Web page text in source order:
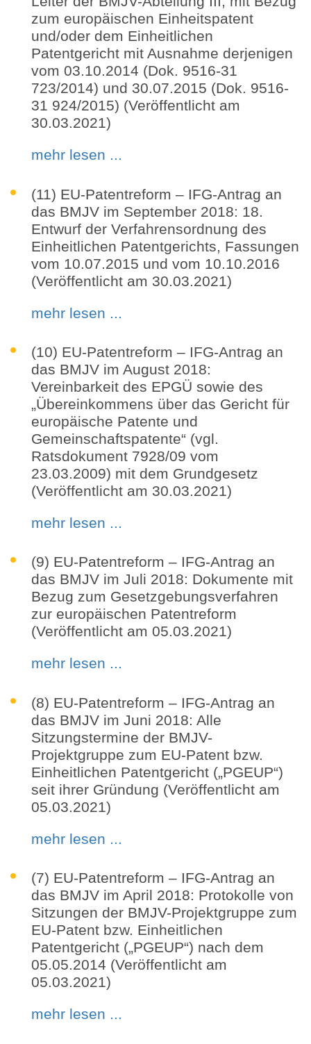
zum europäischen Einheitspatent
und/oder dem Einheitlichen
Patentgericht mit Ausnahme derjenigen
vom 03.10.2014 (Dok. 9516-31
723/2014) und 30.07.2015 (Dok. 9516-
31 924/2015) (Veröffentlicht am
30.03.2021)
mehr lesen ...
(11) EU-Patentreform – IFG-Antrag an
das BMJV im September 2018: 18.
Entwurf der Verfahrensordnung des
Einheitlichen Patentgerichts, Fassungen
vom 10.07.2015 und vom 10.10.2016
(Veröffentlicht am 30.03.2021)
mehr lesen ...
(10) EU-Patentreform – IFG-Antrag an
das BMJV im August 2018:
Vereinbarkeit des EPGÜ sowie des
„Übereinkommens über das Gericht für
europäische Patente und
Gemeinschaftspatente“ (vgl.
Ratsdokument 7928/09 vom
23.03.2009) mit dem Grundgesetz
(Veröffentlicht am 30.03.2021)
mehr lesen ...
(9) EU-Patentreform – IFG-Antrag an
das BMJV im Juli 2018: Dokumente mit
Bezug zum Gesetzgebungsverfahren
zur europäischen Patentreform
(Veröffentlicht am 05.03.2021)
mehr lesen ...
(8) EU-Patentreform – IFG-Antrag an
das BMJV im Juni 2018: Alle
Sitzungstermine der BMJV-
Projektgruppe zum EU-Patent bzw.
Einheitlichen Patentgericht („PGEUP“)
seit ihrer Gründung (Veröffentlicht am
05.03.2021)
mehr lesen ...
(7) EU-Patentreform – IFG-Antrag an
das BMJV im April 2018: Protokolle von
Sitzungen der BMJV-Projektgruppe zum
EU-Patent bzw. Einheitlichen
Patentgericht („PGEUP“) nach dem
05.05.2014 (Veröffentlicht am
05.03.2021)
mehr lesen ...